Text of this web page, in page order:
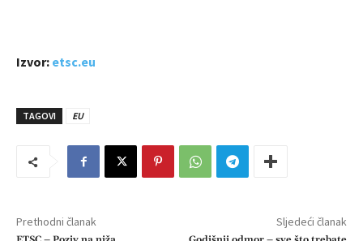
Izvor: etsc.eu
TAGOVI EU
Prethodni članak Sljedeći članak